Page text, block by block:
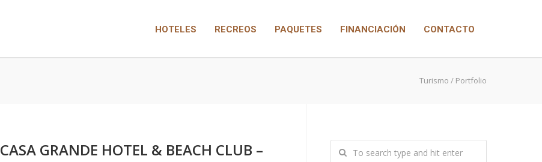
HOTELES RECREOS PAQUETES FINANCIACIÓN CONTACTO
Turismo / Portfolio
CASA GRANDE HOTEL & BEACH CLUB –